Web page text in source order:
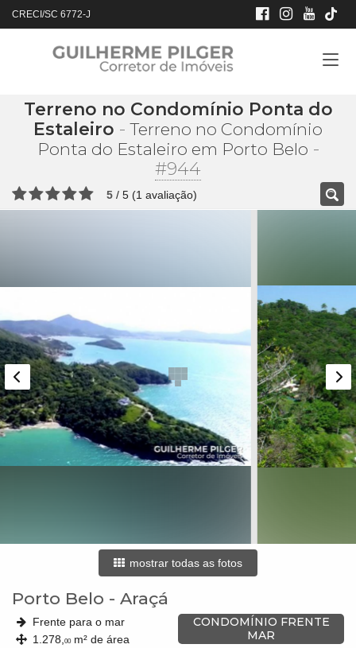
CRECI/SC 6772-J
Terreno no Condomínio Ponta do
Estaleiro -Terreno no Condomínio
Ponta do Estaleiro em Porto Belo -
#944
5 / 5 (1 avaliação)
mostrar todas as fotos
Porto Belo - Araçá
CONDOMÍNIO FRENTE
MAR
Frente para o mar
1.278, 00m² de área